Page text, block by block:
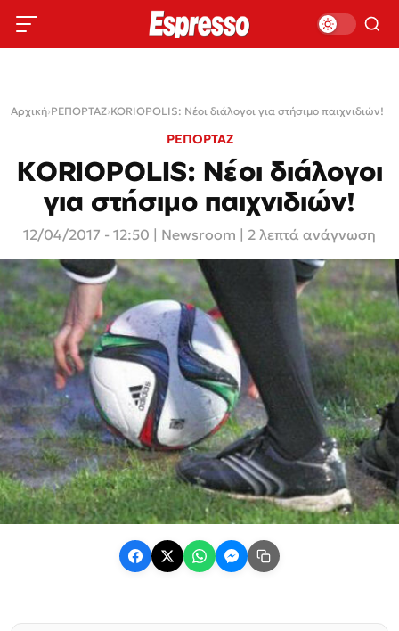
Αρχική›ΡΕΠΟΡΤΑΖ›KORIOPOLIS: Νέοι διάλογοι για στήσιμο παιχνιδιών!
ΡΕΠΟΡΤΑΖ
KORIOPOLIS: Νέοι διάλογοι
για στήσιμο παιχνιδιών!
12/04/2017 - 12:50 Newsroom | 2 λεπτά ανάγνωση